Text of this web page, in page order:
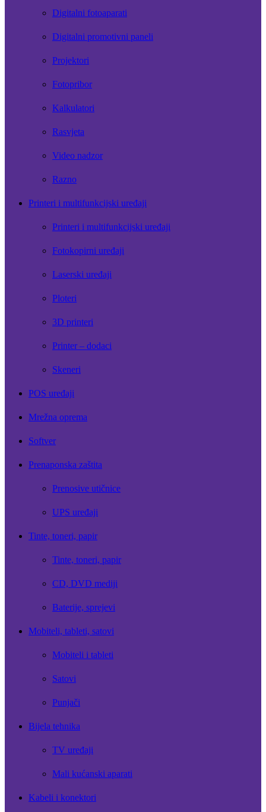
Digitalni fotoaparati
Digitalni promotivni paneli
Projektori
Fotopribor
Kalkulatori
Rasvjeta
Video nadzor
Razno
Printeri i multifunkcijski uređaji
Printeri i multifunkcijski uređaji
Fotokopirni uređaji
Laserski uređaji
Ploteri
3D printeri
Printer – dodaci
Skeneri
POS uređaji
Mrežna oprema
Softver
Prenaponska zaštita
Prenosive utičnice
UPS uređaji
Tinte, toneri, papir
Tinte, toneri, papir
CD, DVD mediji
Baterije, sprejevi
Mobiteli, tableti, satovi
Mobiteli i tableti
Satovi
Punjači
Bijela tehnika
TV uređaji
Mali kućanski aparati
Kabeli i konektori